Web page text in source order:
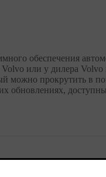
обеспечения
или у дилера
можно прокрутить в
обновлениях,